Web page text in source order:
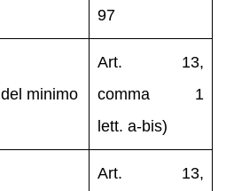
97
minimo
Art. 13,
comma 1
lett. a‑bis)
Art. 13,